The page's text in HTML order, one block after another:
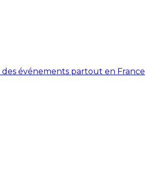
des événements partout en France